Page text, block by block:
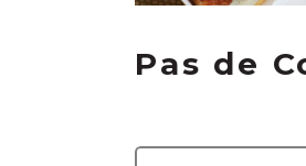
Pas de